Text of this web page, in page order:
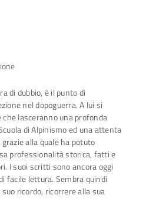
di dubbio, è il punto di
nel dopoguerra. A lui si
lasceranno una profonda
di Alpinismo ed una attenta
alla quale ha potuto
professionalità storica, fatti e
I suoi scritti sono ancora oggi
facile lettura. Sembra quindi
ricordo, ricorrere alla sua